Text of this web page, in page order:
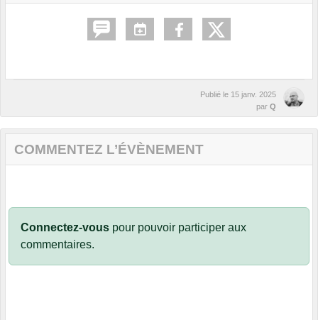
Publié le 15 janv. 2025
par Q
COMMENTEZ L’ÉVÈNEMENT
Connectez-vous pour pouvoir participer aux
commentaires.